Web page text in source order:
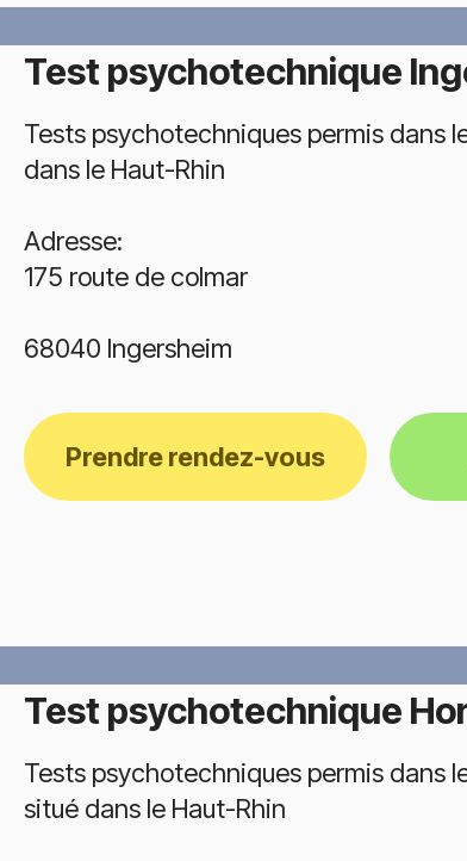
Test psychotechnique
Tests psychotechniques permis dans
dans le Haut-Rhin
Adresse:
175 route de colmar
68040 Ingersheim
Prendre rendez-vous
Test psychotechnique
Tests psychotechniques permis dans
situé dans le Haut-Rhin